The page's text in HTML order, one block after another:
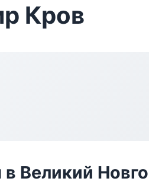
Кров
Великий